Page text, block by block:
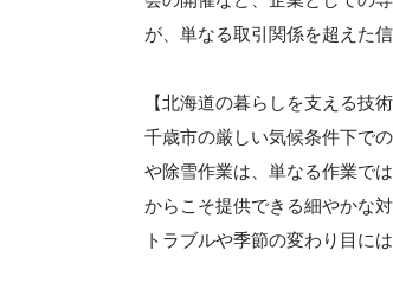
が、単なる取引関係を超えた
【北海道の暮らしを支える技
千歳市の厳しい気候条件下で
や除雪作業は、単なる作業で
からこそ提供できる細やかな
トラブルや季節の変わり目に